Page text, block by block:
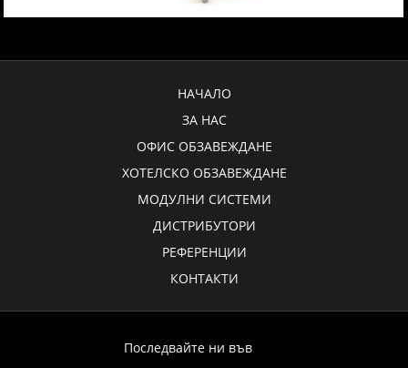
НАЧАЛО
ЗА НАС
ОФИС ОБЗАВЕЖДАНЕ
ХОТЕЛСКО ОБЗАВЕЖДАНЕ
МОДУЛНИ СИСТЕМИ
ДИСТРИБУТОРИ
РЕФЕРЕНЦИИ
КОНТАКТИ
Последвайте ни във